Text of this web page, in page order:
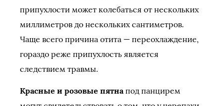
припухлости может колебаться от нескольких
миллиметров до нескольких сантиметров.
Чаще всего причина отита — переохлаждение,
гораздо реже припухлость является
следствием травмы.
Красные и розовые пятнапод панцирем